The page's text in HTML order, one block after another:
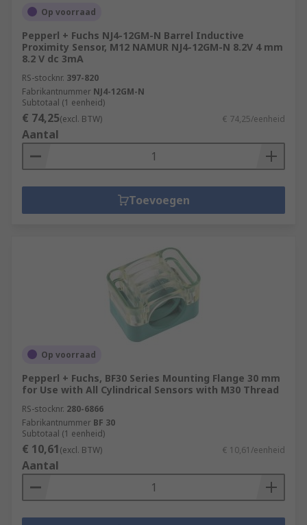
Op voorraad
Pepperl + Fuchs NJ4-12GM-N Barrel Inductive
Proximity Sensor, M12 NAMUR NJ4-12GM-N 8.2V 4 mm
8.2 V dc 3mA
RS-stocknr. 397-820
Fabrikantnummer NJ4-12GM-N
Subtotaal (1 eenheid)
€ 74,25(excl. BTW) € 74,25/eenheid
Aantal
Toevoegen
Op voorraad
Pepperl + Fuchs, BF30 Series Mounting Flange 30 mm
for Use with All Cylindrical Sensors with M30 Thread
RS-stocknr. 280-6866
Fabrikantnummer BF 30
Subtotaal (1 eenheid)
€ 10,61(excl. BTW) € 10,61/eenheid
Aantal